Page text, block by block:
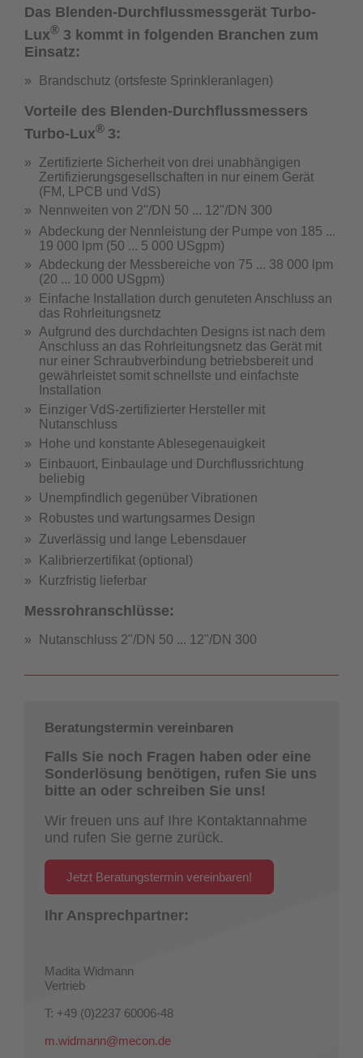
Das Blenden-Durchflussmessgerät Turbo-
Lux®3 kommt in folgenden Branchen zum
Einsatz:
Brandschutz (ortsfeste Sprinkleranlagen)
Vorteile des Blenden-Durchflussmessers
Turbo-Lux® 3:
Zertifizierte Sicherheit von drei unabhängigen
Zertifizierungsgesellschaften in nur einem Gerät
(FM, LPCB und VdS)
Nennweiten von 2"/DN 50 ... 12"/DN 300
Abdeckung der Nennleistung der Pumpe von 185 ...
19 000 lpm (50 ... 5 000 USgpm)
Abdeckung der Messbereiche von 75 ... 38 000 lpm
(20 ... 10 000 USgpm)
Einfache Installation durch genuteten Anschluss an
das Rohrleitungsnetz
Aufgrund des durchdachten Designs ist nach dem
Anschluss an das Rohrleitungsnetz das Gerät mit
nur einer Schraubverbindung betriebsbereit und
gewährleistet somit schnellste und einfachste
Installation
Einziger VdS-zertifizierter Hersteller mit
Nutanschluss
Hohe und konstante Ablesegenauigkeit
Einbauort, Einbaulage und Durchflussrichtung
beliebig
Unempfindlich gegenüber Vibrationen
Robustes und wartungsarmes Design
Zuverlässig und lange Lebensdauer
Kalibrierzertifikat (optional)
Kurzfristig lieferbar
Messrohranschlüsse:
Nutanschluss 2"/DN 50 ... 12"/DN 300
Beratungstermin vereinbaren
Falls Sie noch Fragen haben oder eine
Sonderlösung benötigen, rufen Sie uns
bitte an oder schreiben Sie uns!
Wir freuen uns auf Ihre Kontaktannahme
und rufen Sie gerne zurück.
Jetzt Beratungstermin vereinbaren!
Ihr Ansprechpartner:
Madita Widmann
Vertrieb
T: +49 (0)2237 60006-48
m.widmann@mecon.de